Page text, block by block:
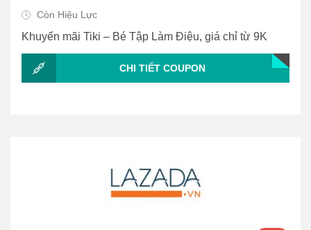
Còn Hiệu Lực
Khuyến mãi Tiki – Bé Tập Làm Điệu, giá chỉ từ 9K
CHI TIẾT COUPON